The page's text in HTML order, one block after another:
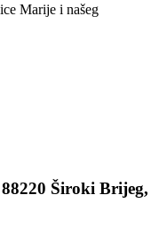
Marije i našeg
Široki Brijeg,